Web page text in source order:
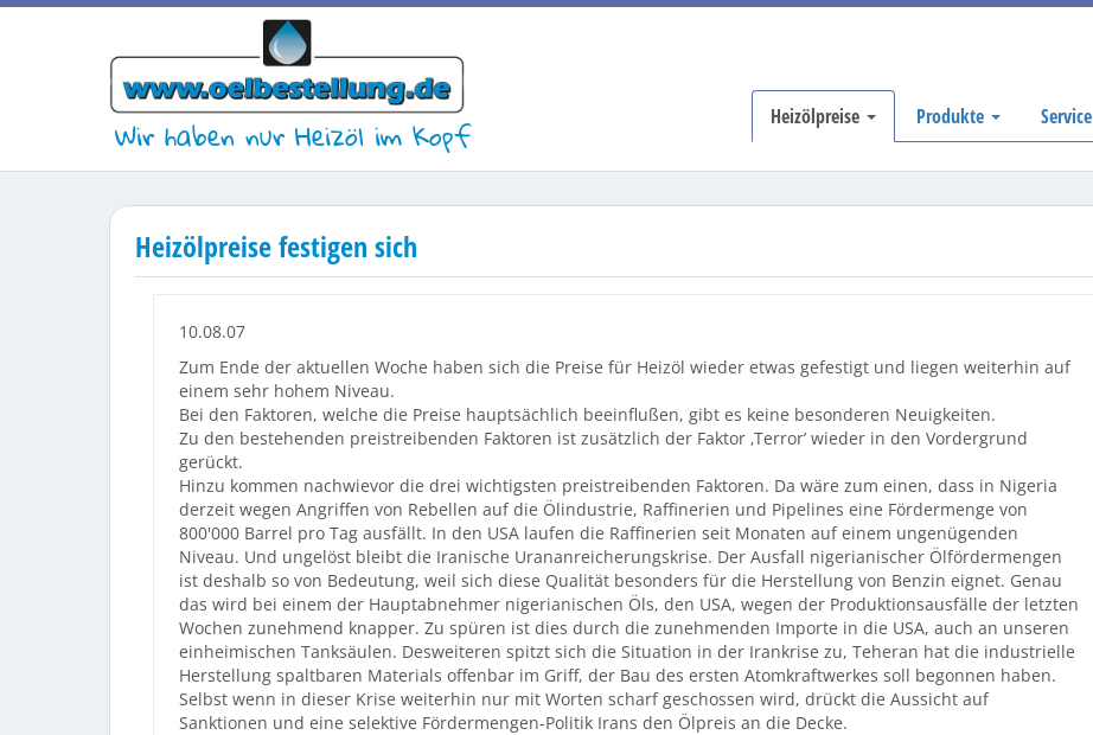
Wir haben nur Heizöl im Kopf Heizölpreise Produkte Service
Heizölpreise festigen sich
10.08.07
Zum Ende der aktuellen Woche haben sich die Preise für Heizöl wieder etwas gefestigt und liegen weiterhin auf
einem sehr hohem Niveau.
Bei den Faktoren, welche die Preise hauptsächlich beeinflußen, gibt es keine besonderen Neuigkeiten.
Zu den bestehenden preistreibenden Faktoren ist zusätzlich der Faktor ‚Terror’ wieder in den Vordergrund
gerückt.
Hinzu kommen nachwievor die drei wichtigsten preistreibenden Faktoren. Da wäre zum einen, dass in Nigeria
derzeit wegen Angriffen von Rebellen auf die Ölindustrie, Raffinerien und Pipelines eine Fördermenge von
800'000 Barrel pro Tag ausfällt. In den USA laufen die Raffinerien seit Monaten auf einem ungenügenden
Niveau. Und ungelöst bleibt die Iranische Urananreicherungskrise. Der Ausfall nigerianischer Ölfördermengen
ist deshalb so von Bedeutung, weil sich diese Qualität besonders für die Herstellung von Benzin eignet. Genau
das wird bei einem der Hauptabnehmer nigerianischen Öls, den USA, wegen der Produktionsausfälle der letzten
Wochen zunehmend knapper. Zu spüren ist dies durch die zunehmenden Importe in die USA, auch an unseren
einheimischen Tanksäulen. Desweiteren spitzt sich die Situation in der Irankrise zu, Teheran hat die industrielle
Herstellung spaltbaren Materials offenbar im Griff, der Bau des ersten Atomkraftwerkes soll begonnen haben.
Selbst wenn in dieser Krise weiterhin nur mit Worten scharf geschossen wird, drückt die Aussicht auf
Sanktionen und eine selektive Fördermengen-Politik Irans den Ölpreis an die Decke.